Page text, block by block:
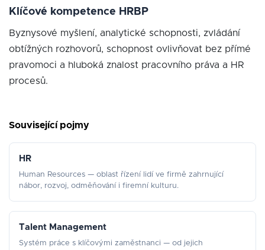
Klíčové kompetence HRBP
Byznysové myšlení, analytické schopnosti, zvládání
obtížných rozhovorů, schopnost ovlivňovat bez přímé
pravomoci a hluboká znalost pracovního práva a HR
procesů.
Související pojmy
HR
Human Resources — oblast řízení lidí ve firmě zahrnující
nábor, rozvoj, odměňování i firemní kulturu.
Talent Management
Systém práce s klíčovými zaměstnanci — od jejich